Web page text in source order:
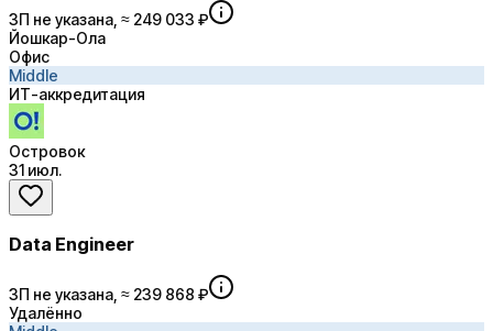
ЗП не указана, ≈ 249 033 ₽
Йошкар-Ола
Офис
Middle
ИТ-аккредитация
Островок
31 июл.
Data Engineer
ЗП не указана, ≈ 239 868 ₽
Удалённо